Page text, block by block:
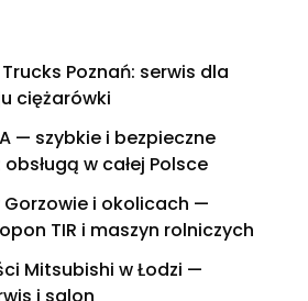
Poznań: serwis dla
ciężarówki
— szybkie i bezpieczne
w całej Polsce
i okolicach —
TIR i maszyn rolniczych
Mitsubishi w Łodzi —